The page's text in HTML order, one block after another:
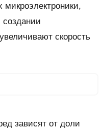
микроэлектроники,
создании
скорость
зависят от доли